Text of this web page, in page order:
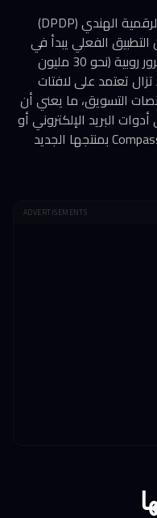
أصبح قانون حماية البيانات الشخصية الرقمية الهندي (DPDP)
منذ أغسطس 2023، لكن التطبيق الفعلي يبدأ في
نوفمبر 2026 بعقوبات قد تبلغ 250 كرور روبية (نحو 30 مليون
تعتمد على لافتات
التسويق، ما يعني أن
البريد الإلكتروني أو
الرسائل النصية أو واتساب. هنا تدخل Compass بمنتجها الجديد
ADVERTISEMENTS